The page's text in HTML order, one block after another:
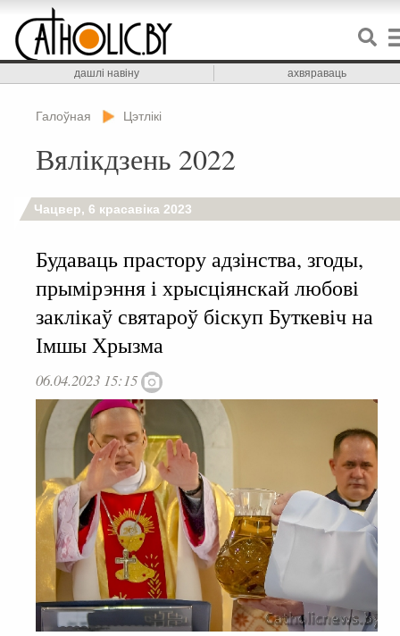
дашлі навіну ахвяраваць
Галоўная Цэтлікі
Вялікдзень 2022
Чацвер, 6 красавіка 2023
Будаваць прастору адзінства, згоды,
прымірэння і хрысціянскай любові
заклікаў святароў біскуп Буткевіч на
Імшы Хрызма
06.04.2023 15:15